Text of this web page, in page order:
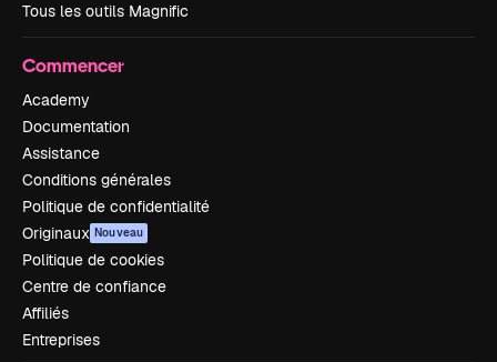
Tous les outils Magnific
Commencer
Academy
Documentation
Assistance
Conditions générales
Politique de confidentialité
Originaux Nouveau
Politique de cookies
Centre de confiance
Affiliés
Entreprises